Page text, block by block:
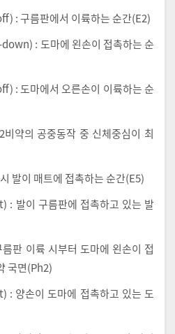
: 구름판에서 이륙하는 순간(E2)
: 도마에 왼손이 접촉하는 순
: 도마에서 오른손이 이륙하는 순
약의 공중동작 중 신체중심이 최
발이 매트에 접촉하는 순간(E5)
발이 구름판에 접촉하고 있는 발
판 이륙 시부터 도마에 왼손이 접
국면(Ph2)
양손이 도마에 접촉하고 있는 도